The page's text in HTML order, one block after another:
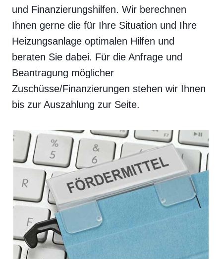
und Finanzierungshilfen. Wir berechnen
Ihnen gerne die für Ihre Situation und Ihre
Heizungsanlage optimalen Hilfen und
beraten Sie dabei. Für die Anfrage und
Beantragung möglicher
Zuschüsse/Finanzierungen stehen wir Ihnen
bis zur Auszahlung zur Seite.